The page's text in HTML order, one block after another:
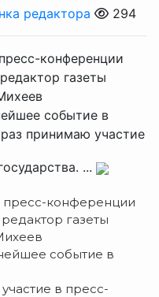
редактора 294
конференции
газеты
событие в
принимаю участие
...
конференции
газеты
событие в
в пресс-